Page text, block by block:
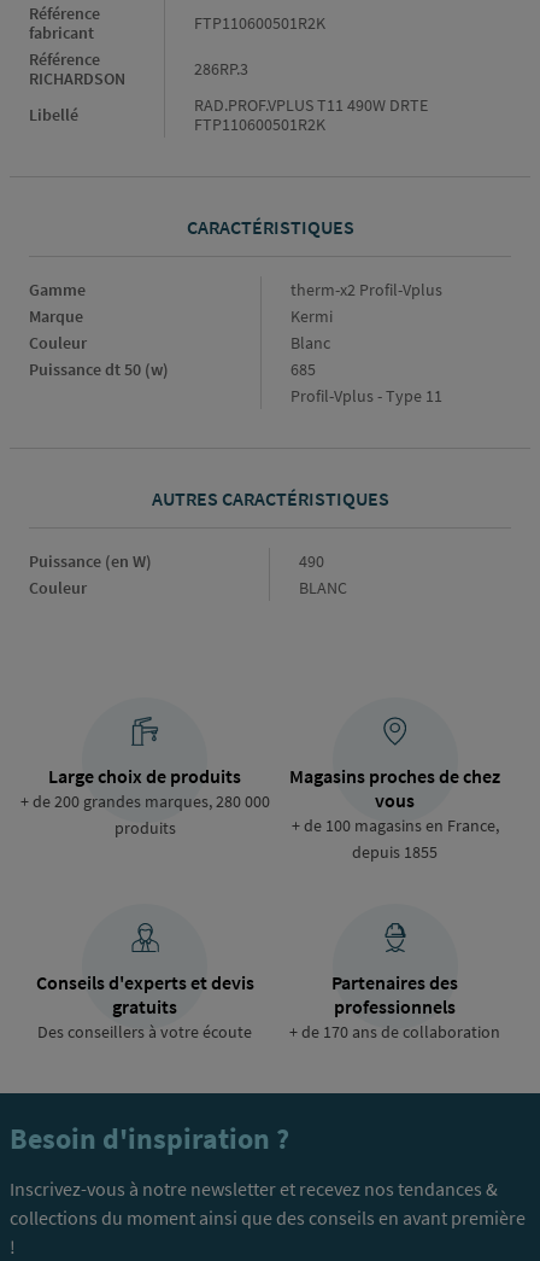
Référence
fabricant
FTP110600501R2K
Référence
RICHARDSON
286RP.3
Libellé
RAD.PROF.VPLUS T11 490W DRTE
FTP110600501R2K
CARACTÉRISTIQUES
Caractéristiques
Gamme
therm-x2 Profil-Vplus
Marque
Kermi
Couleur
Blanc
Puissance dt 50 (w)
685
Profil-Vplus - Type 11
AUTRES CARACTÉRISTIQUES
Puissance (en W)
Puissance
(en
W)
490
Couleur
Couleur
BLANC
Large choix de produits
+ de 200 grandes marques, 280 000
produits
Magasins proches de chez
vous
+ de 100 magasins en France,
depuis 1855
Conseils d'experts et devis
gratuits
Des conseillers à votre écoute
Partenaires des
professionnels
+ de 170 ans de collaboration
Besoin d'inspiration ?
Inscrivez-vous à notre newsletter et recevez nos tendances &
collections du moment ainsi que des conseils en avant première
!